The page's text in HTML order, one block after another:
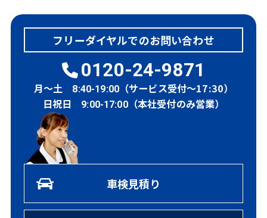
フリーダイヤルでのお問い合わせ
0120-24-9871
月～土 8:40-19:00 （サービス受付～17:30）
日祝日
9:00-17:00（本社受付のみ営業）
車検見積り